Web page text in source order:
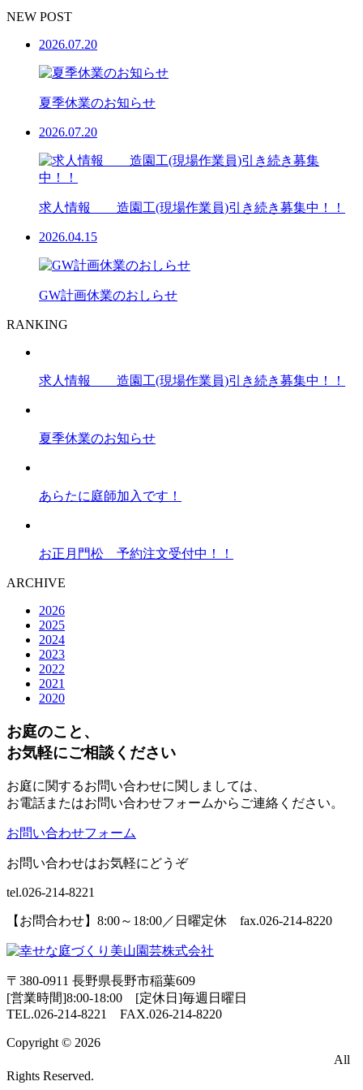
NEW POST
2026.07.20
夏季休業のお知らせ
2026.07.20
求人情報 造園工(現場作業員)引き続き募集中！！
2026.04.15
GW計画休業のおしらせ
RANKING
求人情報 造園工(現場作業員)引き続き募集中！！
夏季休業のお知らせ
あらたに庭師加入です！
お正月門松 予約注文受付中！！
ARCHIVE
2026
2025
2024
2023
2022
2021
2020
お庭のこと、
お気軽にご相談ください
お庭に関するお問い合わせに関しましては、
お電話またはお問い合わせフォームからご連絡ください。
お問い合わせフォーム
お問い合わせはお気軽にどうぞ
tel.026-214-8221
【お問合わせ】8:00～18:00／日曜定休 fax.026-214-8220
〒380-0911 長野県長野市稲葉609
[営業時間]8:00-18:00 [定休日]毎週日曜日
TEL.026-214-8221
FAX.026-214-8220
Copyright © 2026
All
Rights Reserved.